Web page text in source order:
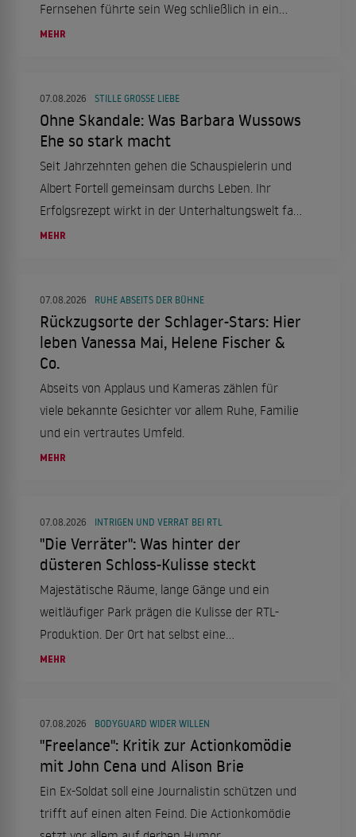
Fernsehen führte sein Weg schließlich in ein
ganz neues Leben.
MEHR
07.08.2026 STILLE GROSSE LIEBE
Ohne Skandale: Was Barbara Wussows
Ehe so stark macht
Seit Jahrzehnten gehen die Schauspielerin und
Albert Fortell gemeinsam durchs Leben. Ihr
Erfolgsrezept wirkt in der Unterhaltungswelt fast
ungewöhnlich leise.
MEHR
07.08.2026 RUHE ABSEITS DER BÜHNE
Rückzugsorte der Schlager-Stars: Hier
leben Vanessa Mai, Helene Fischer &
Co.
Abseits von Applaus und Kameras zählen für
viele bekannte Gesichter vor allem Ruhe, Familie
und ein vertrautes Umfeld.
MEHR
07.08.2026 INTRIGEN UND VERRAT BEI RTL
"Die Verräter": Was hinter der
düsteren Schloss-Kulisse steckt
Majestätische Räume, lange Gänge und ein
weitläufiger Park prägen die Kulisse der RTL-
Produktion. Der Ort hat selbst eine
bemerkenswerte Vergangenheit.
MEHR
07.08.2026 BODYGUARD WIDER WILLEN
"Freelance": Kritik zur Actionkomödie
mit John Cena und Alison Brie
Ein Ex-Soldat soll eine Journalistin schützen und
trifft auf einen alten Feind. Die Actionkomödie